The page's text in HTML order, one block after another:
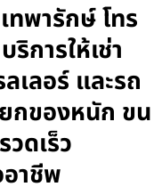
ทพารักษ์ โทร
การให้เช่า
เลอร์ และรถ
กของหนัก ขน
ดเร็ว
าชีพ